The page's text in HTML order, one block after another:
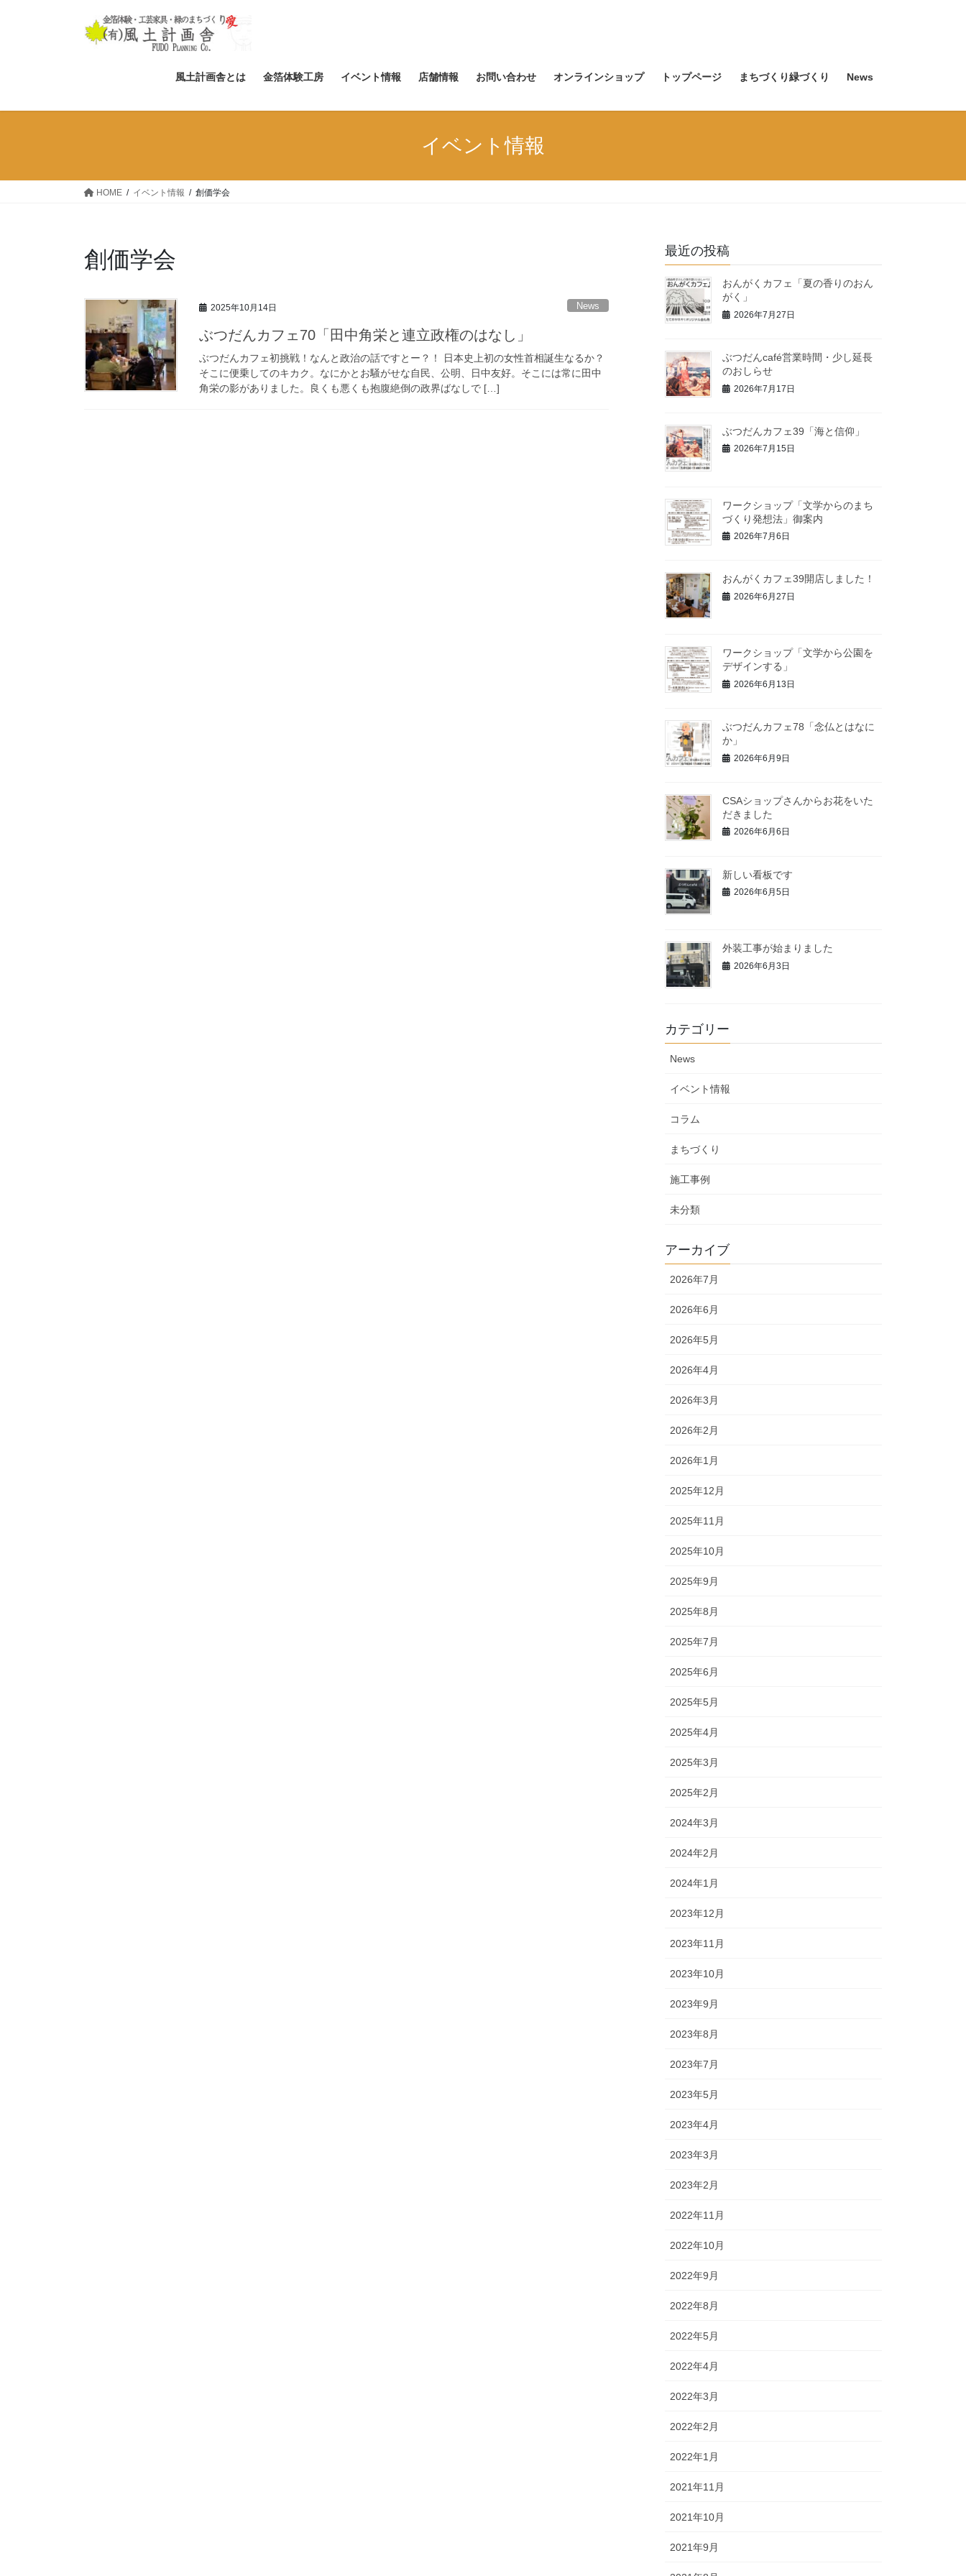
ス
ン
風土計画舎とは 金箔体験工房 イベント情報 店舗情報 お問い合わせ オンラインショップ トップページ まちづくり緑づくり News
イベント情報
HOME イベント情報 創価学会
創価学会
2025年10月14日 News
ぶつだんカフェ70「田中角栄と連立政権のはなし」
ぶつだんカフェ初挑戦！なんと政治の話ですとー？！ 日本史上初の女性首相誕生なるか？
そこに便乗してのキカク。なにかとお騒がせな自民、公明、日中友好。そこには常に田中
角栄の影がありました。良くも悪くも抱腹絶倒の政界ばなしで […]
最近の投稿
おんがくカフェ「夏の香りのおん
がく」
2026年7月27日
ぶつだんcafé営業時間・少し延長
のおしらせ
2026年7月17日
ぶつだんカフェ39「海と信仰」
2026年7月15日
ワークショップ「文学からのまち
づくり発想法」御案内
2026年7月6日
おんがくカフェ39開店しました！
2026年6月27日
ワークショップ「文学から公園を
デザインする」
2026年6月13日
ぶつだんカフェ78「念仏とはなに
か」
2026年6月9日
CSAショップさんからお花をいた
だきました
2026年6月6日
新しい看板です
2026年6月5日
外装工事が始まりました
2026年6月3日
カテゴリー
News
イベント情報
コラム
まちづくり
施工事例
未分類
アーカイブ
2026年7月
2026年6月
2026年5月
2026年4月
2026年3月
2026年2月
2026年1月
2025年12月
2025年11月
2025年10月
2025年9月
2025年8月
2025年7月
2025年6月
2025年5月
2025年4月
2025年3月
2025年2月
2024年3月
2024年2月
2024年1月
2023年12月
2023年11月
2023年10月
2023年9月
2023年8月
2023年7月
2023年5月
2023年4月
2023年3月
2023年2月
2022年11月
2022年10月
2022年9月
2022年8月
2022年5月
2022年4月
2022年3月
2022年2月
2022年1月
2021年11月
2021年10月
2021年9月